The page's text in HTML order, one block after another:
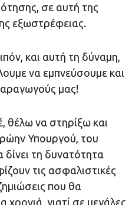
σε αυτή της
εξωστρέφειας.
και αυτή τη δύναμη,
να εμπνεύσουμε και
μας!
θέλω να στηρίξω και
Υπουργού, του
τη δυνατότητα
τις ασφαλιστικές
που θα
χρονιά, γιατί σε μεγάλες